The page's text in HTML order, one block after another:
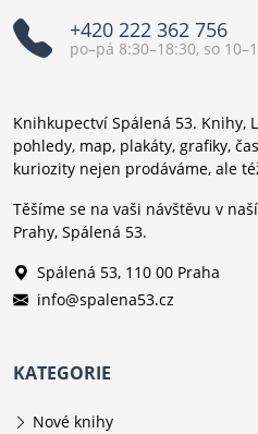
+420 222 362 756
po–pá 8:30–18:30, so
Knihkupectví Spálená 53. Knihy,
pohledy, map, plakáty, grafiky,
kuriozity nejen prodáváme, ale
Těšíme se na vaši návštěvu v
Prahy, Spálená 53.
Spálená 53, 110 00 Praha
info@spalena53.cz
KATEGORIE
Nové knihy